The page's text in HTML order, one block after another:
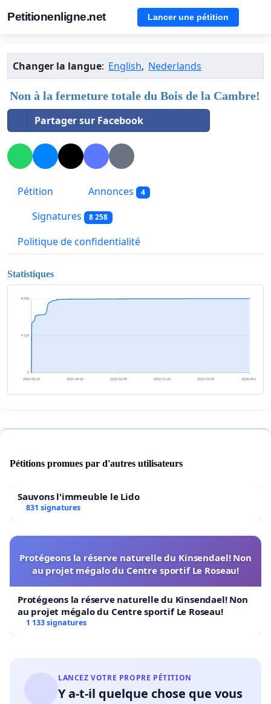
Petitionenligne.net Lancer une pétition
Changer la langue: English, Nederlands
Non à la fermeture totale du Bois de la Cambre!
Partager sur Facebook
Pétition Annonces 4
Signatures 8 258
Politique de confidentialité
Statistiques
0
4 129
8 258
2020-05-23 2021-04-02 2022-02-09 2022-12-20 2023-10-29 2024-09-07
Pétitions promues par d'autres utilisateurs
Sauvons l'immeuble le Lido
831 signatures
Protégeons la réserve naturelle du Kinsendael! Non
au projet mégalo du Centre sportif Le Roseau!
Protégeons la réserve naturelle du Kinsendael! Non
au projet mégalo du Centre sportif Le Roseau!
1 133 signatures
LANCEZ VOTRE PROPRE PÉTITION
Y a-t-il quelque chose que vous